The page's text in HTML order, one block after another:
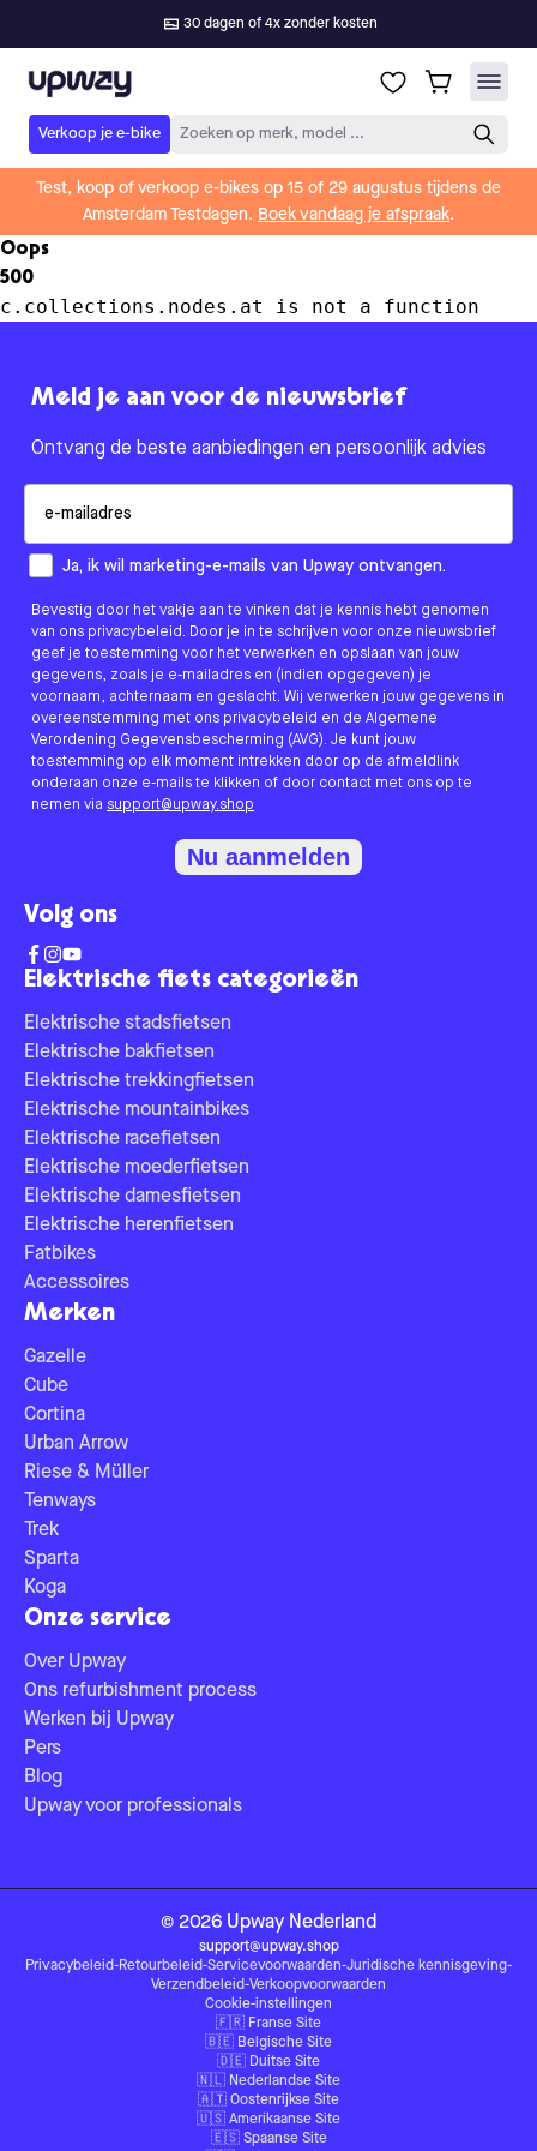
30 dagen of 4x zonder kosten
Upway
Verkoop je e-bike Zoeken op merk, model ...
Test, koop of verkoop e-bikes op 15 of 29 augustus tijdens de
Amsterdam Testdagen. Boek vandaag je afspraak.
Oops
500
c.collections.nodes.at is not a function
Elektrische fiets categorieën
Elektrische stadsfietsen
Elektrische bakfietsen
Elektrische trekkingfietsen
Elektrische mountainbikes
Elektrische racefietsen
Elektrische moederfietsen
Elektrische damesfietsen
Elektrische herenfietsen
Fatbikes
Accessoires
Merken
Gazelle
Cube
Cortina
Urban Arrow
Riese & Müller
Tenways
Trek
Sparta
Koga
Onze service
Over Upway
Ons refurbishment process
Werken bij Upway
Pers
Blog
Upway voor professionals
Meld je aan voor de nieuwsbrief
Ontvang de beste aanbiedingen en persoonlijk advies
How would you like to hear from us?
Ja, ik wil marketing-e-mails van Upway ontvangen.
Bevestig door het vakje aan te vinken dat je kennis hebt genomen
van ons privacybeleid. Door je in te schrijven voor onze nieuwsbrief
geef je toestemming voor het verwerken en opslaan van jouw
gegevens, zoals je e-mailadres en (indien opgegeven) je
voornaam, achternaam en geslacht. Wij verwerken jouw gegevens in
overeenstemming met ons privacybeleid en de Algemene
Verordening Gegevensbescherming (AVG). Je kunt jouw
toestemming op elk moment intrekken door op de afmeldlink
onderaan onze e-mails te klikken of door contact met ons op te
nemen via support@upway.shop
Nu aanmelden
Volg ons
© 2026 Upway Nederland
support@upway.shop
Privacybeleid-Retourbeleid-Servicevoorwaarden-Juridische kennisgeving-
Verzendbeleid-Verkoopvoorwaarden
Cookie-instellingen
🇫🇷 Franse Site
🇧🇪 Belgische Site
🇩🇪 Duitse Site
🇳🇱 Nederlandse Site
🇦🇹 Oostenrijkse Site
🇺🇸 Amerikaanse Site
🇪🇸 Spaanse Site